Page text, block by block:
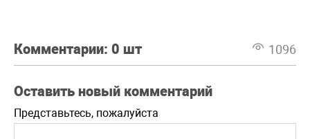
Комментарии: 0 шт 1096
Оставить новый комментарий
Представьтесь, пожалуйста